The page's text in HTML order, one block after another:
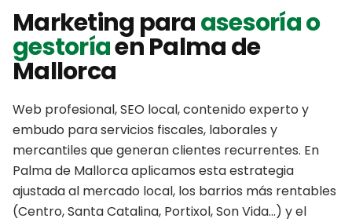
Marketing paraasesoría o
gestoríaenPalma de
Mallorca
Web profesional, SEO local, contenido experto y
embudo para servicios fiscales, laborales y
mercantiles que generan clientes recurrentes. En
Palma de Mallorcaaplicamos esta estrategia
ajustada al mercado local, los barrios más rentables
(Centro, Santa Catalina, Portixol, Son Vida…) y el